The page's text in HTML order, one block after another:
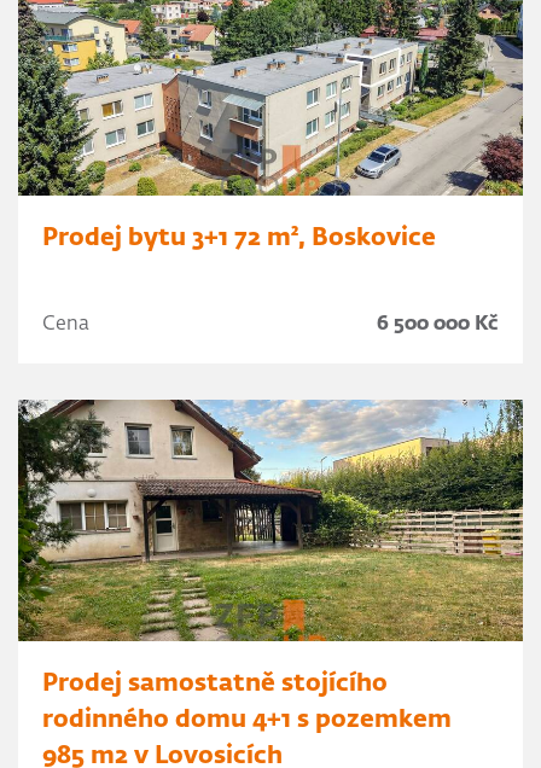
Prodej bytu 3+1 72 m², Boskovice
Cena 6 500 000 Kč
Prodej samostatně stojícího
rodinného domu 4+1 s pozemkem
985 m2 v Lovosicích